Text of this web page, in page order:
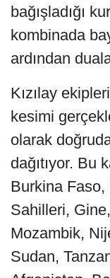
bağışladığı
kombinada
ardından
Kızılay
kesimi
olarak
dağıtıyor. Bu
Burkina
Sahilleri,
Mozambik,
Sudan,